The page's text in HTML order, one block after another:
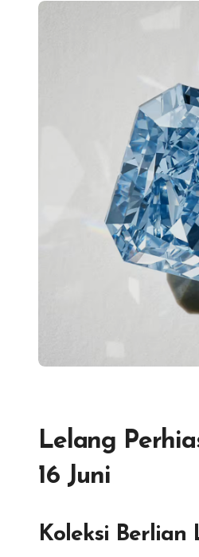
Lelang
16 Juni
Koleksi Berlian